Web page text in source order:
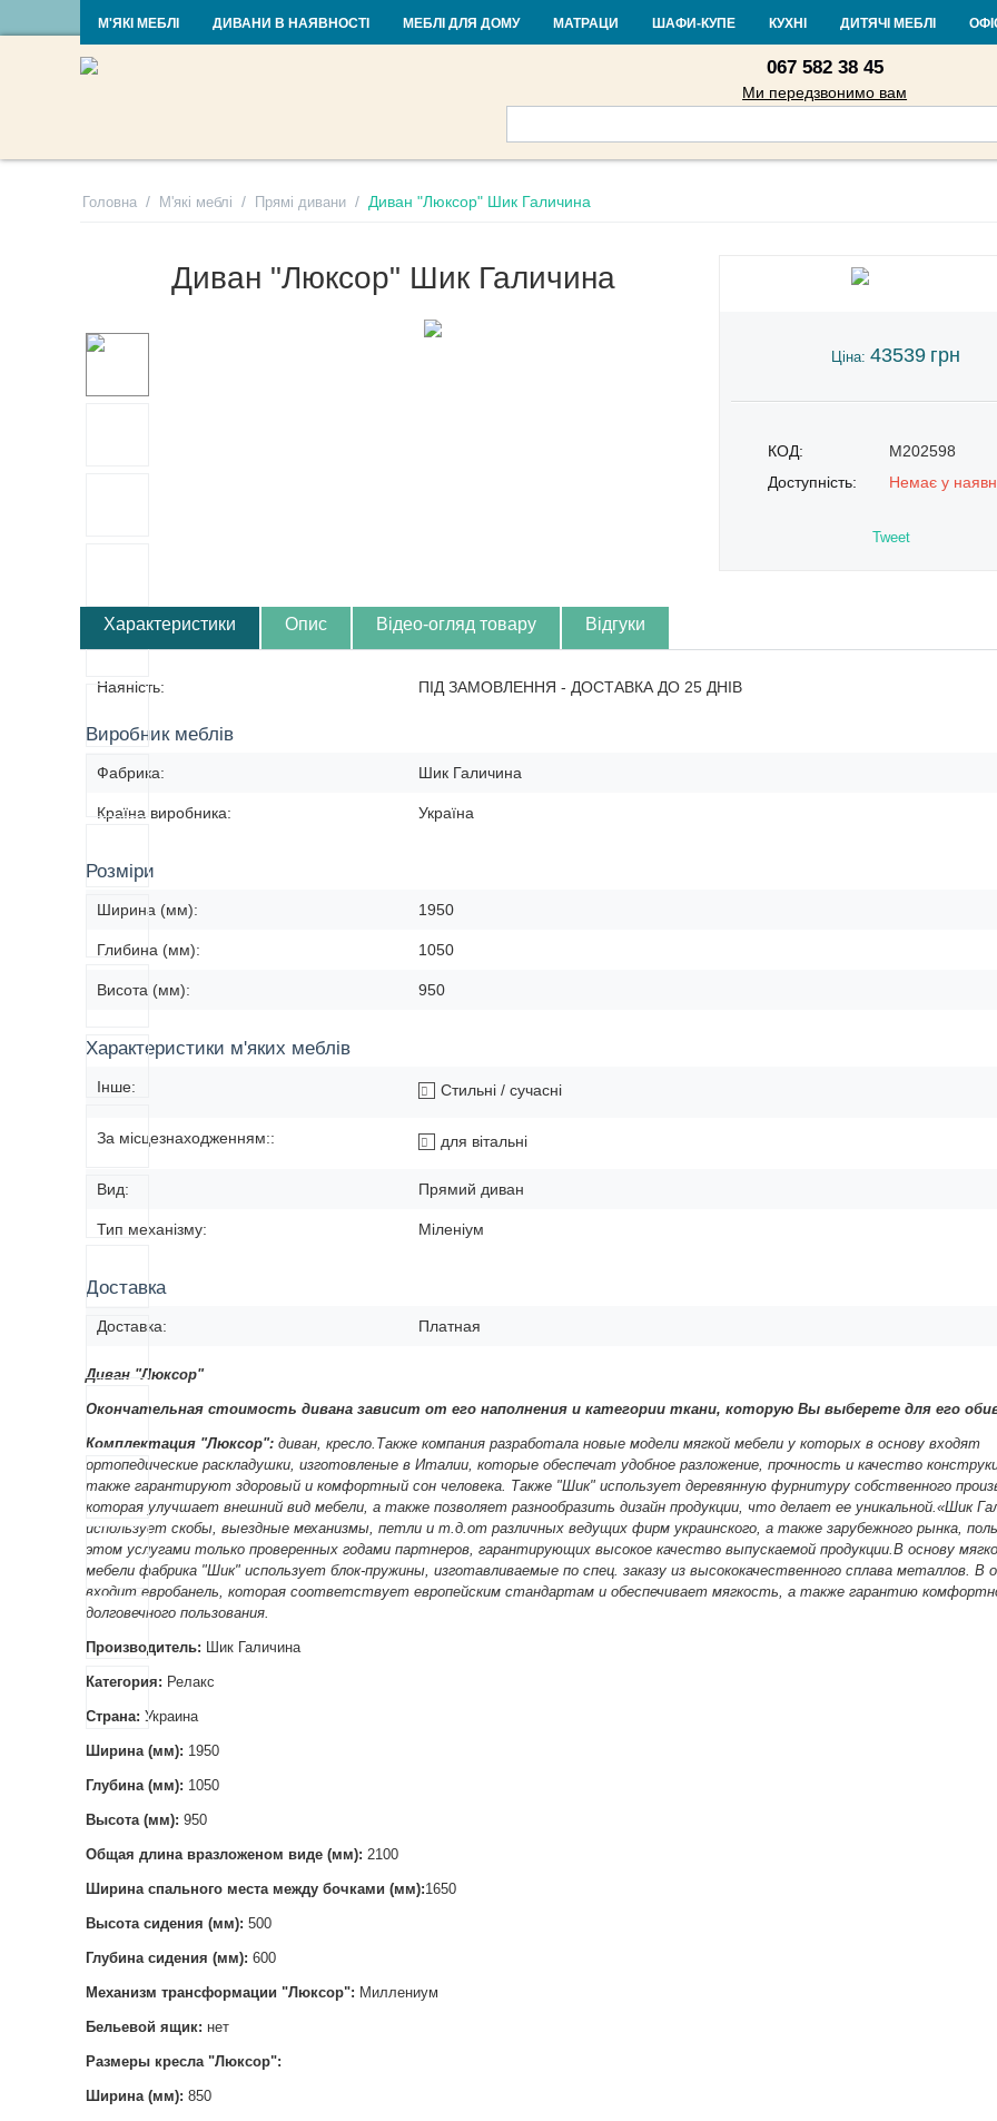
RU UA Контакти Доставка і оплата Гарантія та повернення Кредит
067 582 38 45
Ми передзвонимо вам
М'ЯКІ МЕБЛІ ДИВАНИ В НАЯВНОСТІ МЕБЛІ ДЛЯ ДОМУ МАТРАЦИ ШАФИ-КУПЕ КУХНІ ДИТЯЧІ МЕБЛІ
Головна / М'які меблі / Прямі дивани / Диван "Люксор" Шик Галичина
Диван "Люксор" Шик Галичина
Ціна: 43539 грн
КОД:
M202598
Доступність:
Немає у
Tweet
Характеристики Опис Відео-огляд товару Відгуки
Наяність: ПІД ЗАМОВЛЕННЯ - ДОСТАВКА ДО 25 ДНІВ
Виробник меблів
Фабрика: Шик Галичина
Країна виробника: Україна
Розміри
Ширина (мм): 1950
Глибина (мм): 1050
Висота (мм): 950
Характеристики м'яких меблів
Інше: Стильні / сучасні
За місцезнаходженням:: для вітальні
Вид: Прямий диван
Тип механізму: Міленіум
Доставка
Доставка: Платная
Диван "Люксор"
Окончательная стоимость дивана зависит от его наполнения и категории ткани, которую Вы выберете для его
Комплектация "Люксор": диван, кресло. Также компания разработала новые модели мягкой мебели у которых в основу входят
ортопедические раскладушки, изготовленые в Италии, которые обеспечат удобное разложение, прочность и качество
также гарантируют здоровый и комфортный сон человека. Также "Шик" использует деревянную фурнитуру собственного
которая улучшает внешний вид мебели, а также позволяет разнообразить дизайн продукции, что делает ее уникальной.«Шик
использует скобы, выездные механизмы, петли и т.д.от различных ведущих фирм украинского, а также зарубежного рынка,
этом услугами только проверенных годами партнеров, гарантирующих высокое качество выпускаемой продукции.В основу
мебели фабрика "Шик" использует блок-пружины, изготавливаемые по спец. заказу из высококачественного сплава металлов. В
входит евробанель, которая соответствует европейским стандартам и обеспечивает мягкость, а также гарантию
долговечного пользования.
Производитель: Шик Галичина
Категория: Релакс
Страна: Украина
Ширина (мм): 1950
Глубина (мм): 1050
Высота (мм): 950
Общая длина вразложеном виде (мм): 2100
Ширина спального места между бочками (мм):1650
Высота сидения (мм): 500
Глубина сидения (мм): 600
Механизм трансформации "Люксор": Миллениум
Бельевой ящик: нет
Размеры кресла "Люксор":
Ширина (мм): 850